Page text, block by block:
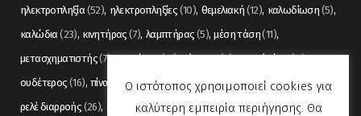
ηλεκτροπληξία (52) ηλεκτροπληξίες (10) θεμελιακή (12) καλωδίωση (5)
καλώδια (23) κινητήρας (7) λαμπτήρας (5) μέση τάση(11)
μετασχηματιστής(7) μετρήσεις(12) μόνωση(6) οπτικές ίνες(11)
ουδέτερος (16) πίνακας (17) πίνακες(7) πυρανίχνευση (6) ρελέ(36)
ρελέ διαρροής (26) συναγερμός(5) σωληνώσεις(5) τάση(13)
Ο ιστότοπος χρησιμοποιεί cookies για
καλύτερη εμπειρία περιήγησης. Θα